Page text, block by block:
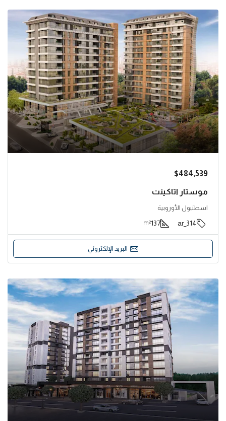
$484,539
موستار اتاكينت
اسطنبول الأوروبية
314_ar
137
m²
البريد الإلكتروني